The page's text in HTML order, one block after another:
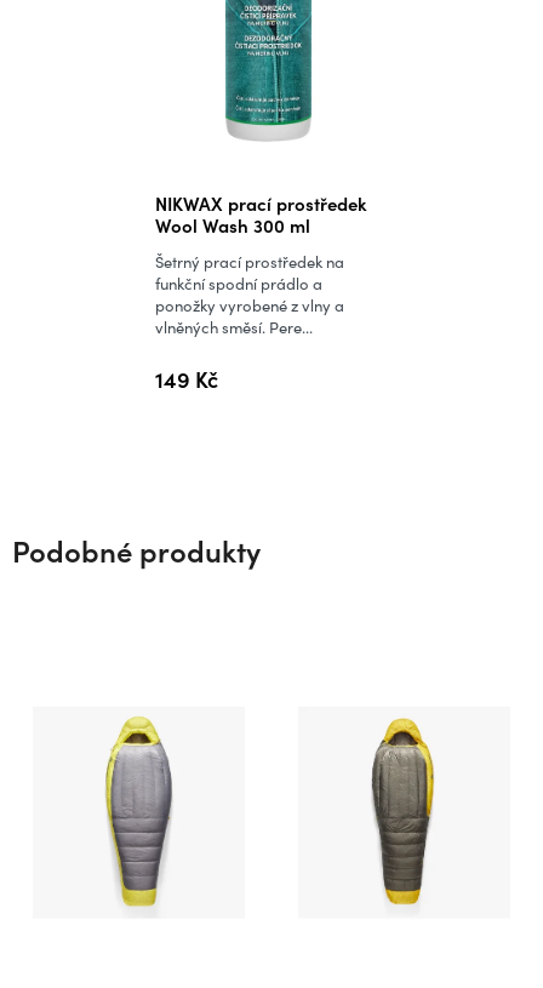
NIKWAX prací prostředek
Wool Wash 300 ml
Průměrné
hodnocení
produktu
je
5,0
5
149 Kč
Šetrný prací prostředek na
funkční spodní prádlo a
ponožky vyrobené z vlny a
vlněných směsí. Pere...
Podobné produkty